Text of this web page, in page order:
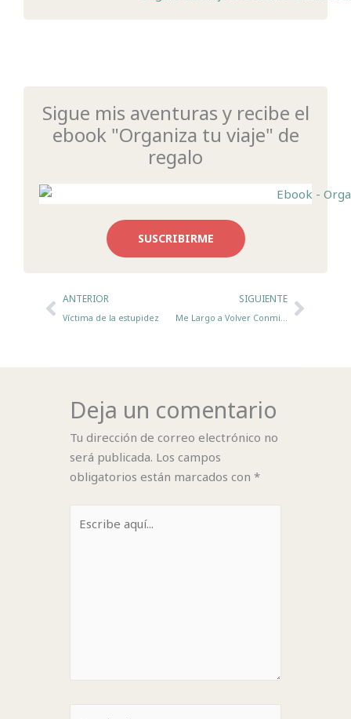
Sigue mis aventuras y recibe el
ebook "Organiza tu viaje" de
regalo
SUSCRIBIRME
AntANTERIOR
Víctima de la estupidez
SIGUIENTE
Me Largo a Volver Conmigo
Deja un comentario
Tu dirección de correo electrónico no
será publicada. Los campos
obligatorios están marcados con *
aquí...